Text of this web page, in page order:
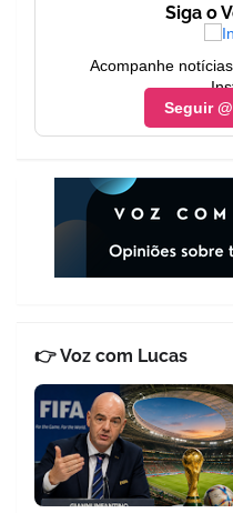
Siga o
Acompanhe
Seguir
👉 Voz com Lucas